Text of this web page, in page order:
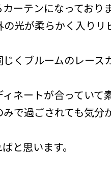
ーテンになっており
光が柔らかく入りリ
くブルームのレース
ネートが合っていて
で過ごされても気分
と思います。